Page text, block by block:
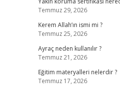
Temmuz 29, 2026
Kerem Allah’ın ismi mi ?
Temmuz 25, 2026
Ayraç neden kullanılır ?
Temmuz 21, 2026
Eğitim materyalleri nelerdir ?
Temmuz 17, 2026